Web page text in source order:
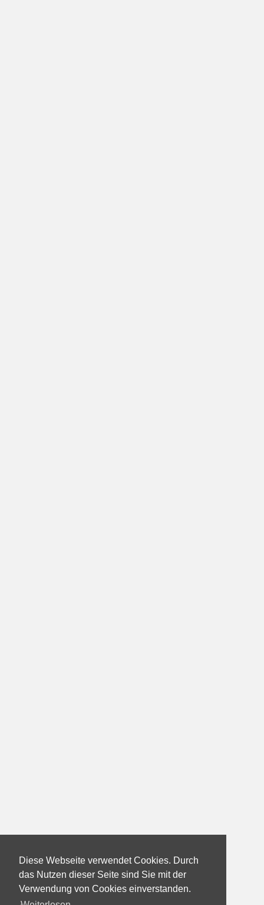
Diese Webseite verwendet Cookies. Durch
das Nutzen dieser Seite sind Sie mit der
Verwendung von Cookies einverstanden.